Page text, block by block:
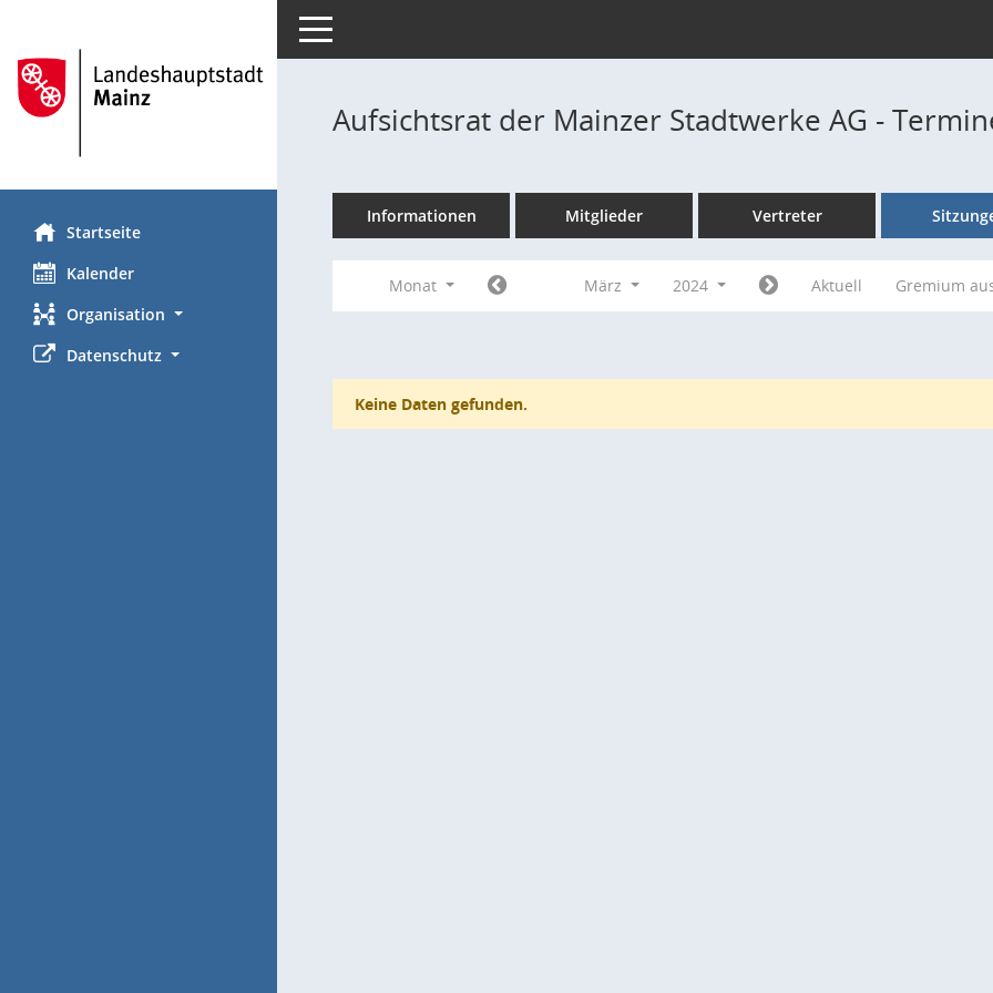
Startseite
Kalender
Organisation
Datenschutz
Toggle navigation
Aufsichtsrat der Mainzer Stadtwerke AG -
Informationen Mitglieder Vertreter
Monat März 2024 Aktuell Gremium
Keine Daten gefunden.